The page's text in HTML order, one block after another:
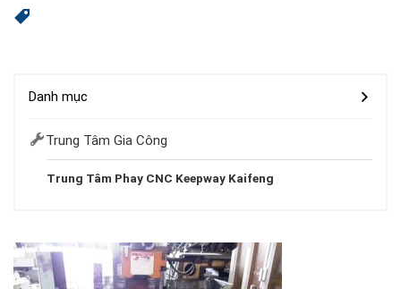
Danh mục
Trung Tâm Gia Công
Trung Tâm Phay CNC Keepway Kaifeng